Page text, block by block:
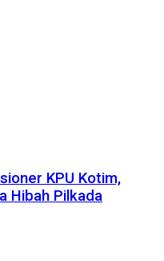
KPU Kotim,
Hibah Pilkada